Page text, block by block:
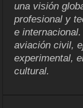
una visión
profesional y
e
aviación civil,
experimental,
cultural.